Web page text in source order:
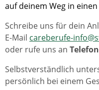
auf deinem Weg in
Schreibe uns für dein
E-Mail careberufe-
oder rufe uns an
Selbstverständlich
persönlich bei einem